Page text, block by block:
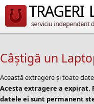
Câștigă un
Această extragere și toate
Acesta extragere a expirat.
datele ei sunt permanent